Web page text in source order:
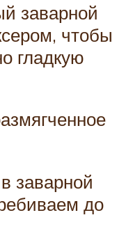
заварной
чтобы
гладкую
заварной
до